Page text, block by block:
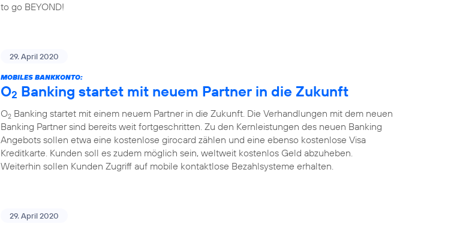
to go BEYOND!
29. April 2020
MOBILES BANKKONTO:
O2 Banking startet mit neuem Partner in die Zukunft
O2 Banking startet mit einem neuem Partner in die Zukunft. Die Verhandlungen mit dem neuen
Banking Partner sind bereits weit fortgeschritten. Zu den Kernleistungen des neuen Banking
Angebots sollen etwa eine kostenlose girocard zählen und eine ebenso kostenlose Visa
Kreditkarte. Kunden soll es zudem möglich sein, weltweit kostenlos Geld abzuheben.
Weiterhin sollen Kunden Zugriff auf mobile kontaktlose Bezahlsysteme erhalten.
29. April 2020